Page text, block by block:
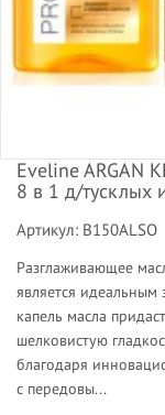
Eveline ARGAN
8 в 1 д/тусклых
Артикул: B150ALSO
Разглаживающее
является
капель масла
шелковистую
благодаря
с передовы...